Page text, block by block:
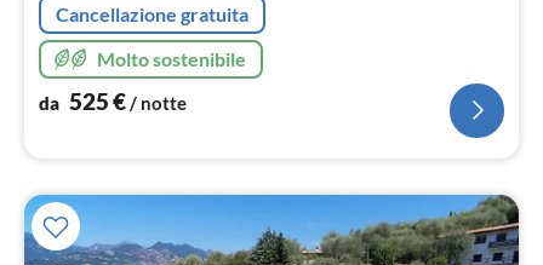
Cancellazione gratuita
Molto sostenibile
da 525€/ notte